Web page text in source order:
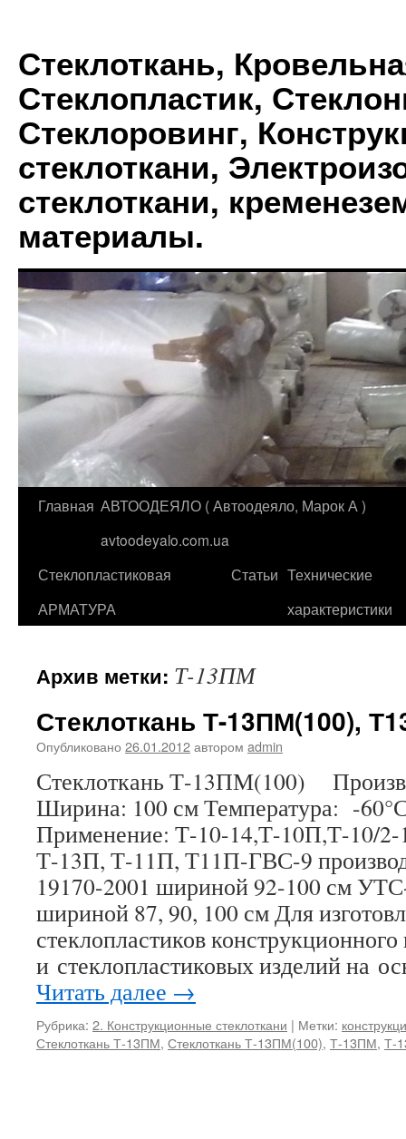
Стеклоткань,
Стеклопластик,
Стеклоровинг,
стеклоткани,
стеклоткани,
материалы.
Перейти
содержимому
Главная АВТООДЕЯЛО ( Автоодеяло, Марок А )
avtoodeyalo.com.ua
Стеклопластиковая
АРМАТУРА
Статьи Технические
характеристики
Архив метки: Т-13ПМ
Стеклоткань Т-13ПМ(100),
Опубликовано 26.01.2012автором admin
Стеклоткань Т-13ПМ(100)
Ширина: 100 см Температура: -
Применение: Т-10-14,Т-10П,Т-10/
Т-13П, Т-11П, Т11П-ГВС-9
19170-2001 шириной 92-100 см
шириной 87, 90, 100 см Для
стеклопластиков конструкционного
и стеклопластиковых изделий на
Читать далее →
Рубрика: 2. Конструкционные стеклоткани | Метки:
Стеклоткань Т-13ПМ, Стеклоткань Т-13ПМ(100), Т-13ПМ, Т-